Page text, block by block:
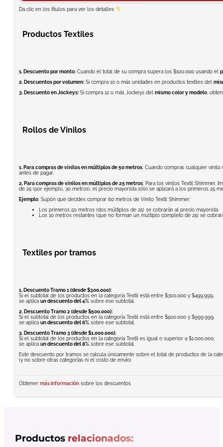
Da clic en los títulos para ver los detalles
Productos Textiles
1. Descuento por monto:Cuando el total de su compra supera los $100.000 usando el
2. Descuentos por volumen:Si compra 10 o más unidades en productos textiles del
3. Descuento en Jockeys:Si compra 12 o más Jockeys del mismo color y modelo,
Rollos de Vinilos
1. Para compras de vinilos en múltiplos de 50 metros: Cuando compras cualquier vinilo
antes de pagar.
2. Para compras de vinilos en múltiplos de 25 metros: Para los vinilos Textil Shimmer,
de 25 (por ejemplo, 30 metros), el precio mayorista sólo se aplicará a los primeros 25
Ejemplo: Supón que decides comprar 60 metros de Vinilo Textil Shimmer:
Los primeros 50 metros (dos múltiplos de 25) se cobrarán al precio mayorista
Los 10 metros restantes (que no forman un múltiplo completo de 25) se
Textiles por tramos
1. Descuento Tramo 1 (desde $300.000):
Si el subtotal de los productos en la categoría Textil está entre $300.000 y $499.999,
se aplica un descuento del 4%sobre ese subtotal.
2. Descuento Tramo 2 (desde $500.000):
Si el subtotal de los productos en la categoría Textil está entre $500.000 y $999.999,
se aplica un descuento del 6%sobre ese subtotal.
3. Descuento Tramo 3 (desde $1.000.000):
Si el subtotal de los productos en la categoría Textil es igual o superior a $1.000.000,
se aplica un descuento del 8%sobre ese subtotal.
Este descuento por tramos se calcula únicamente sobre el total de productos de la
(y no sobre otras categorías ni el costo de envío)
Obtener más informaciónsobre los descuentos
Productos relacionados: